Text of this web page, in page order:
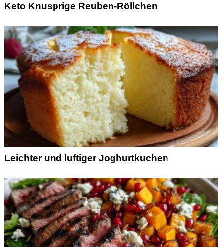
Keto Knusprige Reuben-Röllchen
Leichter und luftiger Joghurtkuchen